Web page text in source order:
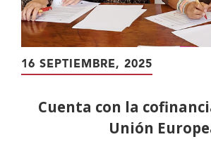
16 SEPTIEMBRE, 2025
Cuenta con la
Unión